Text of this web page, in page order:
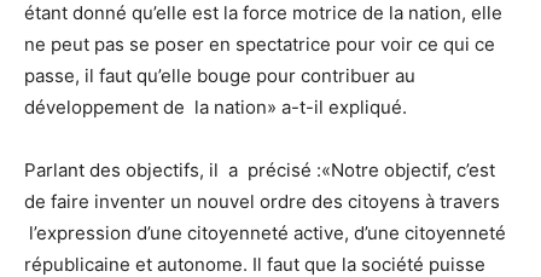
étant donné qu’elle est la force motrice de la nation, elle
ne peut pas se poser en spectatrice pour voir ce qui ce
passe, il faut qu’elle bouge pour contribuer au
développement de la nation» a-t-il expliqué.
Parlant des objectifs, il a précisé :«Notre objectif, c’est
de faire inventer un nouvel ordre des citoyens à travers
l’expression d’une citoyenneté active, d’une citoyenneté
républicaine et autonome. Il faut que la société puisse